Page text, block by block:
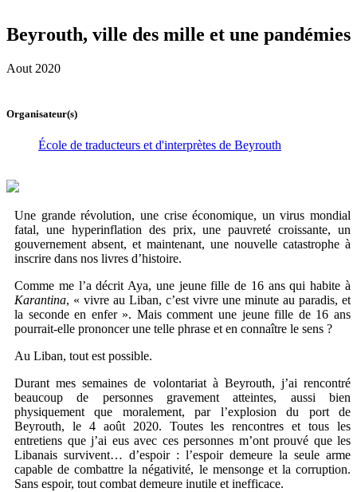
Beyrouth, ville des mille et une pandémies
Aout 2020
Organisateur(s)
École de traducteurs et d'interprètes de Beyrouth
Une grande révolution, une crise économique, un virus mondial
fatal, une hyperinflation des prix, une pauvreté croissante, un
gouvernement absent, et maintenant, une nouvelle catastrophe à
inscrire dans nos livres d’histoire.
Comme me l’a décrit Aya, une jeune fille de 16 ans qui habite à
Karantina, « vivre au Liban, c’est vivre une minute au paradis, et
la seconde en enfer ». Mais comment une jeune fille de 16 ans
pourrait-elle prononcer une telle phrase et en connaître le sens ?
Au Liban, tout est possible.
Durant mes semaines de volontariat à Beyrouth, j’ai rencontré
beaucoup de personnes gravement atteintes, aussi bien
physiquement que moralement, par l’explosion du port de
Beyrouth, le 4 août 2020. Toutes les rencontres et tous les
entretiens que j’ai eus avec ces personnes m’ont prouvé que les
Libanais survivent… d’espoir : l’espoir demeure la seule arme
capable de combattre la négativité, le mensonge et la corruption.
Sans espoir, tout combat demeure inutile et inefficace.